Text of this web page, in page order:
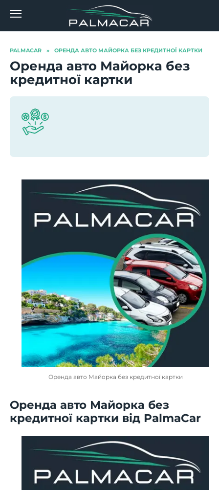
PALMACAR » ОРЕНДА АВТО МАЙОРКА БЕЗ КРЕДИТНОЇ КАРТКИ
Оренда авто Майорка без
кредитної картки
Оренда авто Майорка без кредитної картки
Оренда авто Майорка без
кредитної картки від PalmaCar